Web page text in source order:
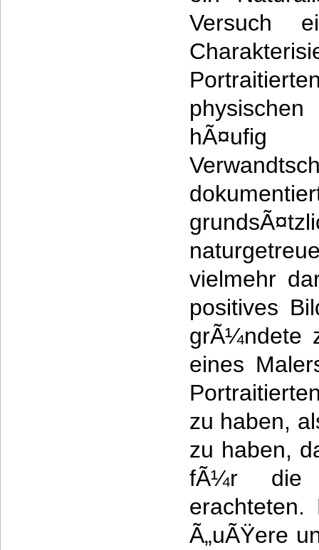
Versuch
hÃ¤ufig
vielmehr
positives
grÃ¼ndete
eines
zu haben,
zu haben,
fÃ¼r die
Ã„uÃŸere